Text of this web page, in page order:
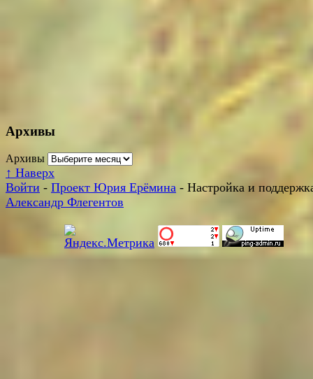
Архивы
Архивы
↑ Наверх
Войти - Проект Юрия Ерёмина - Настройка и
Александр Флегентов